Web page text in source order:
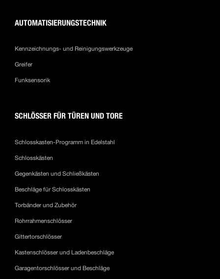
AUTOMATISIERUNGSTECHNIK
Kennzeichnungs- und Reinigungswerkzeuge
Greifer
Funksensorik
SCHLÖSSER FÜR TÜREN UND TORE
Schlosskasten-Programm in Edelstahl
Schlosskästen
Gegenkästen und Schließkästen
Beschläge für Schlosskästen
Torbänder und Zubehör
Rohrrahmenschlösser
Gittertorschlösser
Kastenschlösser und Ladenbeschläge
Garagentorschlösser und Beschläge